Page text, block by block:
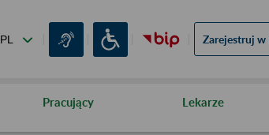
Zarejestruj w
Pracujący Lekarze